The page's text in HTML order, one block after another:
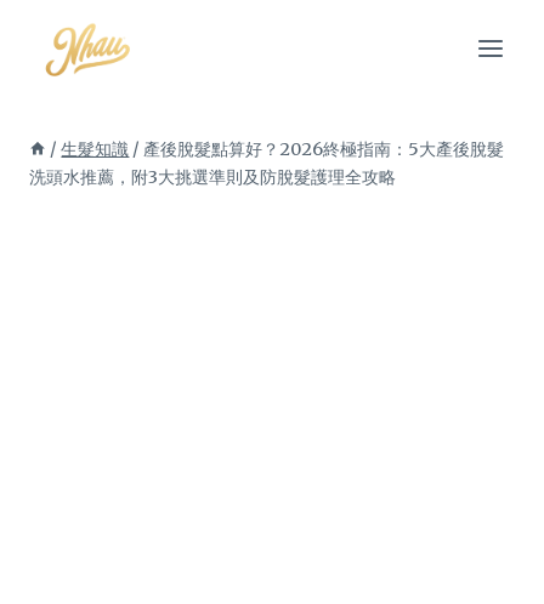
content
/ 生髮知識 / 產後脫髮點算好？2026終極指南：5大產後脫髮
洗頭水推薦，附3大挑選準則及防脫髮護理全攻略